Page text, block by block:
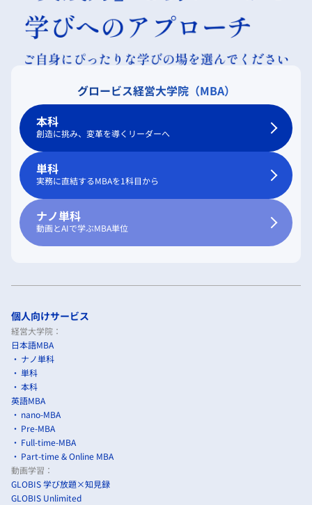
グロービス経営大学院（MBA）
本科
創造に挑み、変革を導くリーダーへ
単科
実務に直結するMBAを1科目から
ナノ単科
動画とAIで学ぶMBA単位
個人向けサービス
経営大学院：
日本語MBA
ナノ単科
単科
本科
英語MBA
nano-MBA
Pre-MBA
Full-time-MBA
Part-time & Online MBA
動画学習：
GLOBIS 学び放題×知見録
GLOBIS Unlimited